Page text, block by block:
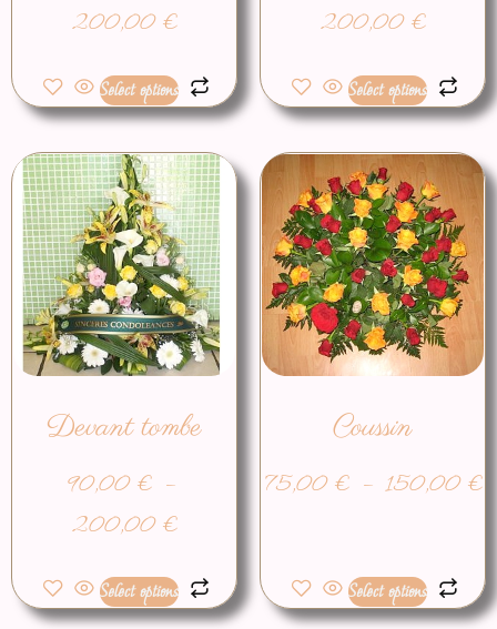
200,00€
Select options
200,00€
Select options
Devant tombe
90,00€ –
200,00€
Select options
Coussin
75,00€ – 150,00€
Select options